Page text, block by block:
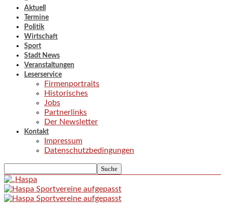
Aktuell
Termine
Politik
Wirtschaft
Sport
Stadt News
Veranstaltungen
Leserservice
Firmenportraits
Historisches
Jobs
Partnerlinks
Der Newsletter
Kontakt
Impressum
Datenschutzbedingungen